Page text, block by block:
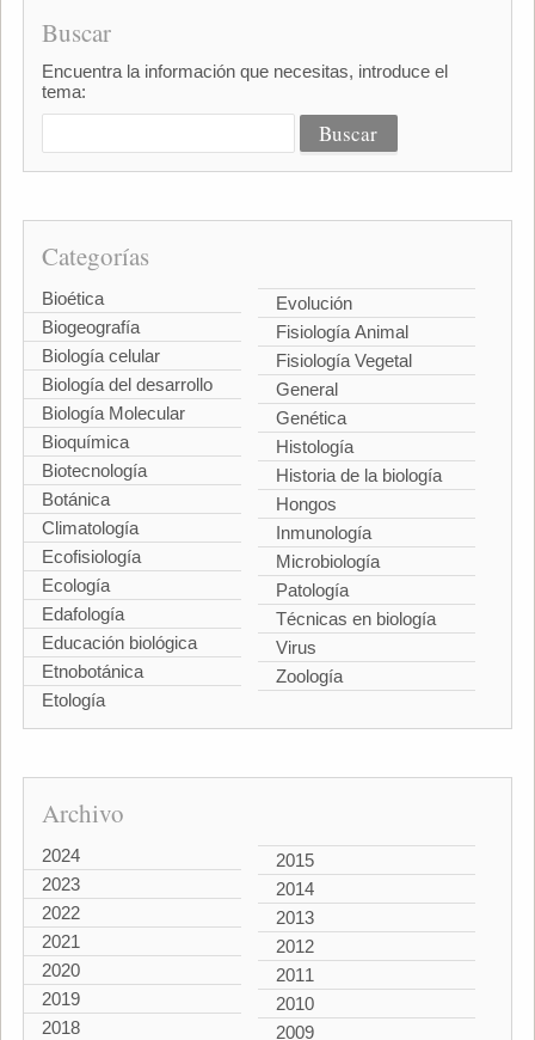
Buscar
Encuentra la información que necesitas, introduce el
tema:
Categorías
Bioética
Biogeografía
Biología celular
Biología del desarrollo
Biología Molecular
Bioquímica
Biotecnología
Botánica
Climatología
Ecofisiología
Ecología
Edafología
Educación biológica
Etnobotánica
Etología
Evolución
Fisiología Animal
Fisiología Vegetal
General
Genética
Histología
Historia de la biología
Hongos
Inmunología
Microbiología
Patología
Técnicas en biología
Virus
Zoología
Archivo
2024
2023
2022
2021
2020
2019
2018
2015
2014
2013
2012
2011
2010
2009